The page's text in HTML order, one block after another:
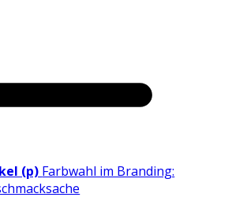
(p) Farbwahl im Branding: